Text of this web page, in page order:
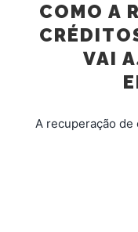
COMO A
VAI
A recuperação